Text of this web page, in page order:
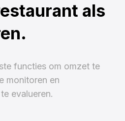
als
functies om omzet te
monitoren en
evalueren.